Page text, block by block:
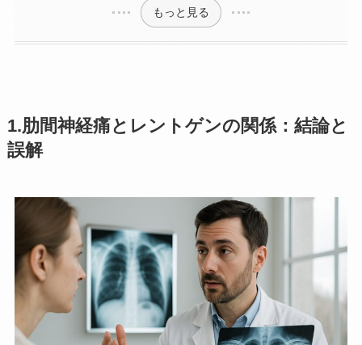
もっと見る
1.肋間神経痛とレントゲンの関係：結論と
誤解